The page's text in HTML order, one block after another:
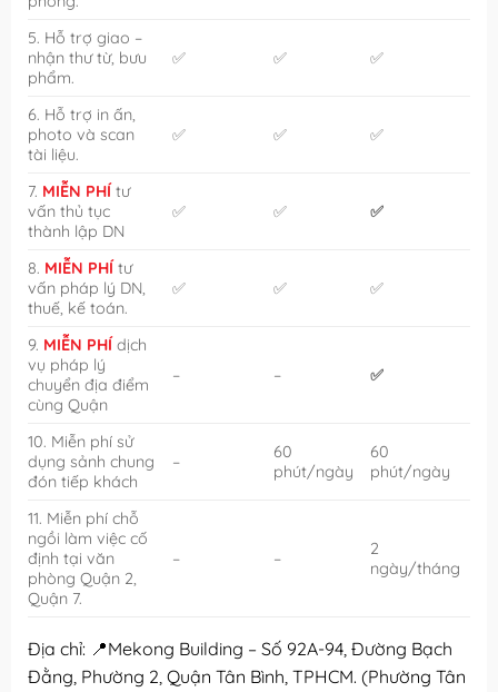
5. Hỗ trợ giao –
nhận thư từ, bưu
phẩm.
✅ ✅ ✅
6. Hỗ trợ in ấn,
photo và scan
tài liệu.
✅ ✅ ✅
7. MIỄN PHÍ tư
vấn thủ tục
thành lập DN
✅ ✅ ✅
8. MIỄN PHÍ tư
vấn pháp lý DN,
thuế, kế toán.
✅ ✅ ✅
9. MIỄN PHÍ dịch
vụ pháp lý
chuyển địa điểm
cùng Quận
– – ✅
10. Miễn phí sử
dụng sảnh chung
đón tiếp khách
–
60
phút/ngày
60
phút/ngày
11. Miễn phí chỗ
ngồi làm việc cố
định tại văn
phòng Quận 2,
Quận 7.
– –
2
ngày/tháng
Địa chỉ: 📍Mekong Building – Số 92A-94, Đường Bạch
Đằng, Phường 2, Quận Tân Bình, TPHCM. (Phường Tân